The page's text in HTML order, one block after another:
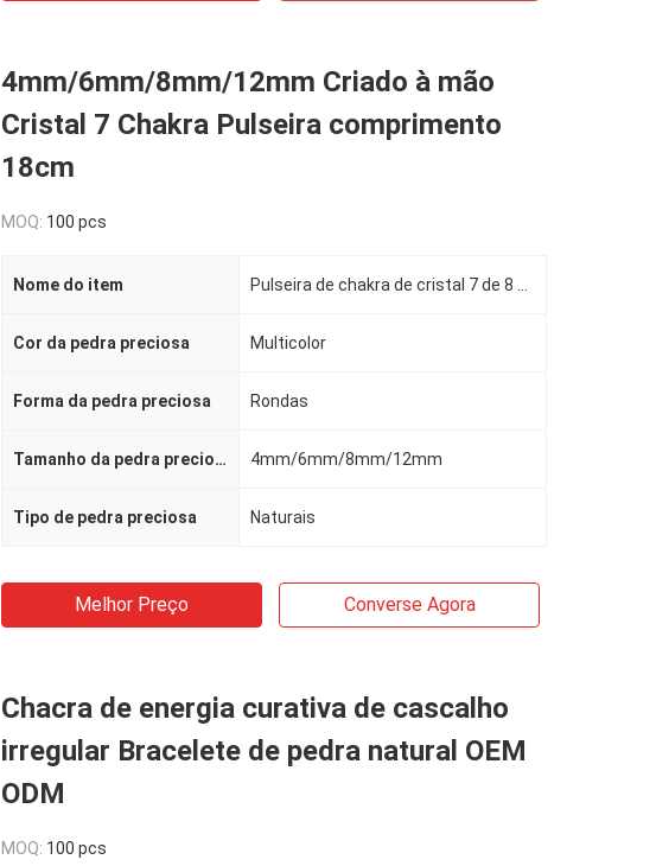
4mm/6mm/8mm/12mm Criado à mão
Cristal 7 Chakra Pulseira comprimento
18cm
MOQ: 100 pcs
Nome do item
Cor da pedra preciosa Multicolor
Forma da pedra preciosa Rondas
Tamanho da pedra preciosa 4mm/6mm/8mm/12mm
Tipo de pedra preciosa Naturais
Melhor Preço Converse Agora
Chacra de energia curativa de cascalho
irregular Bracelete de pedra natural OEM
ODM
MOQ: 100 pcs